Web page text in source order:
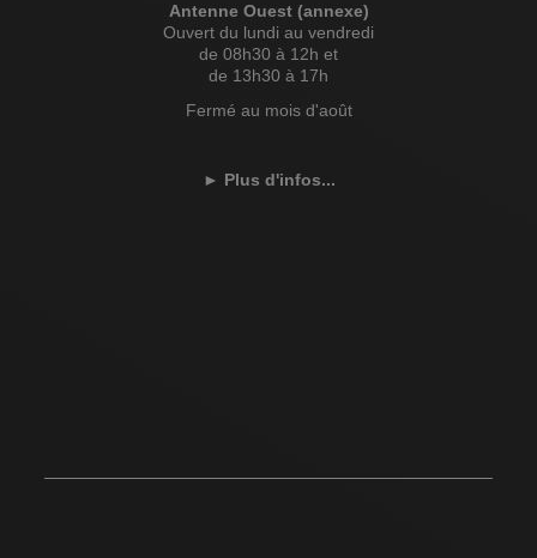
Antenne Ouest (annexe)
Ouvert du lundi au vendredi
de 08h30 à 12h et
de 13h30 à 17h
Fermé au mois d'août
► Plus d'infos...